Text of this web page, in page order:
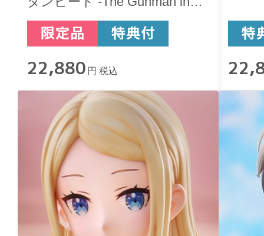
Black- TRIGUN STAMPEDE
Ver.
22,880 円 税込